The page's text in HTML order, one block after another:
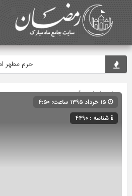
حرم مطهر
صفحه اصلی» گروه »
شناسه : 4490